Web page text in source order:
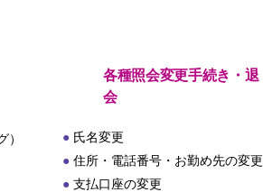
各種照会変更手続き・退
会
氏名変更
住所・電話番号・お勤め先の変更
支払口座の変更